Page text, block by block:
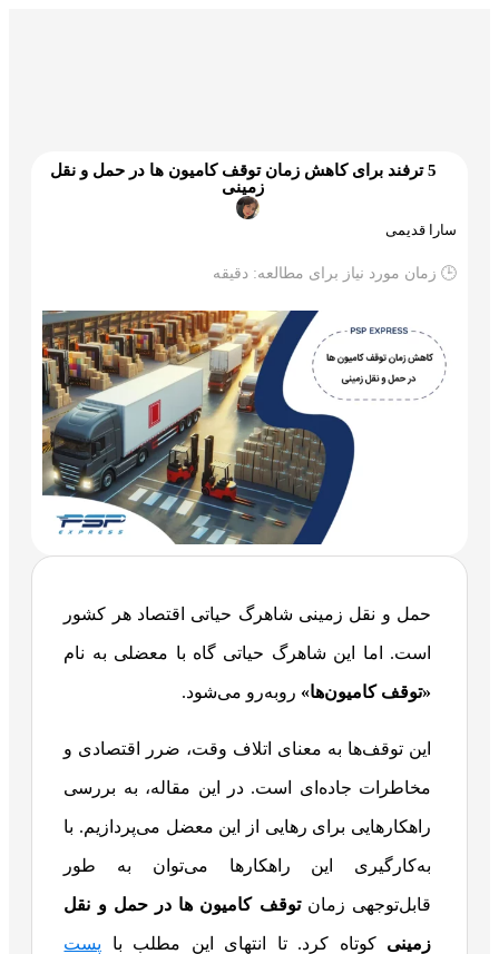
5 ترفند برای کاهش زمان توقف کامیون‌ ها در حمل و نقل
زمینی
سارا قدیمی
🕒 زمان مورد نیاز برای مطالعه: دقیقه
حمل و نقل زمینی شاهرگ حیاتی اقتصاد هر کشور
است. اما این شاهرگ حیاتی گاه با معضلی به نام
«توقف کامیون‌ها» روبه‌رو می‌شود.
این توقف‌ها به معنای اتلاف وقت، ضرر اقتصادی و
مخاطرات جاده‌ای است. در این مقاله، به بررسی
راهکارهایی برای رهایی از این معضل می‌پردازیم. با
به‌کارگیری این راهکارها می‌توان به طور
قابل‌توجهی زمانتوقف کامیون‌ ها در حمل و نقل
زمینی کوتاه کرد. تا انتهای این مطلب با پست